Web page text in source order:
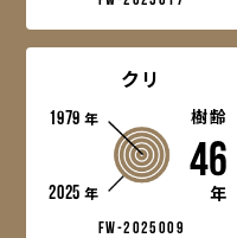
クリ
1979年
2025年
樹齢
46
年
fw-2025009